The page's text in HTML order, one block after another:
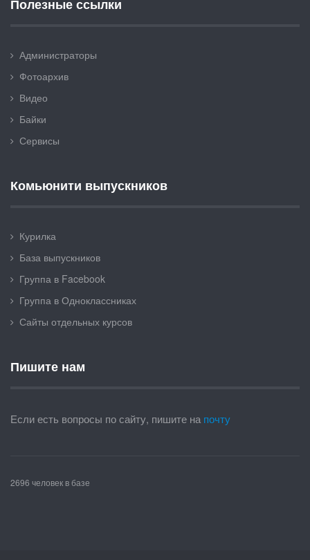
Полезные ссылки
Администраторы
Фотоархив
Видео
Байки
Сервисы
Комьюнити выпускников
Курилка
База выпускников
Группа в Facebook
Группа в Одноклассниках
Сайты отдельных курсов
Пишите нам
Если есть вопросы по сайту, пишите на почту
2696 человек в базе